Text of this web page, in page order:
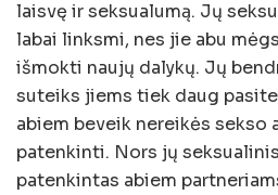
laisvę ir seksualumą. Jų
labai linksmi, nes jie abu
išmokti naujų dalykų. Jų
suteiks jiems tiek daug
abiem beveik nereikės sekso
patenkinti. Nors jų
patenkintas abiem